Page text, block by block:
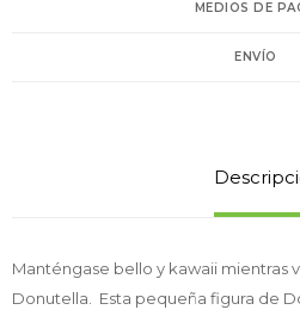
MEDIOS DE
ENVÍO
Manténgase bello y kawaii mientras
Donutella. Esta pequeña figura de